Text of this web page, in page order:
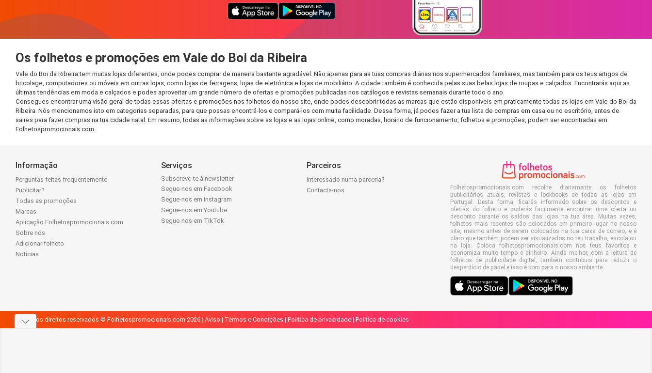
Os folhetos e promoções em Vale do Boi da Ribeira
Vale do Boi da Ribeira tem muitas lojas diferentes, onde podes comprar de maneira bastante agradável. Não apenas para as tuas compras diárias nos supermercados familiares, mas também para os teus artigos de
bricolage, computadores ou móveis em outras lojas, como lojas de ferragens, lojas de eletrónica e lojas de mobiliário. A cidade também é conhecida pelas suas belas lojas de roupas e calçados. Encontrarás aqui as
últimas tendências em moda e calçados e podes aproveitar um grande número de ofertas e promoções publicadas nos catálogos e revistas semanais durante todo o ano.
Consegues encontrar uma visão geral de todas essas ofertas e promoções nos folhetos do nosso site, onde podes descobrir todas as marcas que estão disponíveis em praticamente todas as lojas em Vale do Boi da
Ribeira. Nós mencionamos isto em categorias separadas, para que possas encontrá-los e compará-los com muita facilidade. Dessa forma, já podes fazer a tua lista de compras em casa ou no escritório, antes de
saires para fazer compras na tua cidade natal. Em resumo, todas as informações sobre as lojas e as lojas online, como moradas, horário de funcionamento, folhetos e promoções, podem ser encontradas em
Folhetospromocionais.com.
Informação
Perguntas feitas frequentemente
Publicitar?
Todas as promoções
Marcas
Aplicação Folhetospromocionais.com
Sobre nós
Adicionar folheto
Notícias
Serviços
Subscreve-te à newsletter
Segue-nos em Facebook
Segue-nos em Instagram
Segue-nos em Youtube
Segue-nos em TikTok
Parceiros
Interessado numa parceria?
Contacta-nos
Folhetospromocionais.com recolhe diariamente os folhetos
publicitários atuais, revistas e lookbooks de todas as lojas em
Portugal. Desta forma, ficarás informado sobre os descontos e
ofertas do folheto e poderás facilmente encontrar uma oferta ou
desconto durante os saldos das lojas na tua área. Muitas vezes,
folhetos mais recentes são colocados em primeiro lugar no nosso
site, mesmo antes de serem colocados na tua caixa de correio, e é
claro que também podem ser visualizados no teu trabalho, escola ou
na loja. Coloca folhetospromocionais.com nos teus favoritos e
economiza muito tempo e dinheiro. Ainda melhor, com a leitura de
folhetos de publicidade digital, também contribuis para reduzir o
desperdício de papel e isso é bom para o nosso ambiente.
Todos os direitos reservados © Folhetospromocionais.com 2026 | Aviso | Termos e Condições | Política de privacidade | Política de cookies